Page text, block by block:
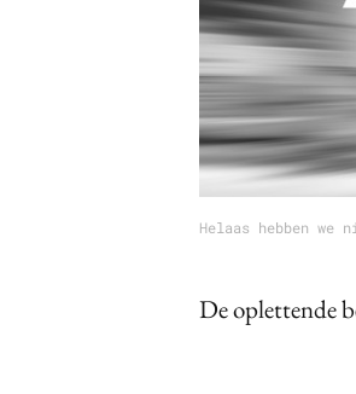
Helaas hebben
De oplettende